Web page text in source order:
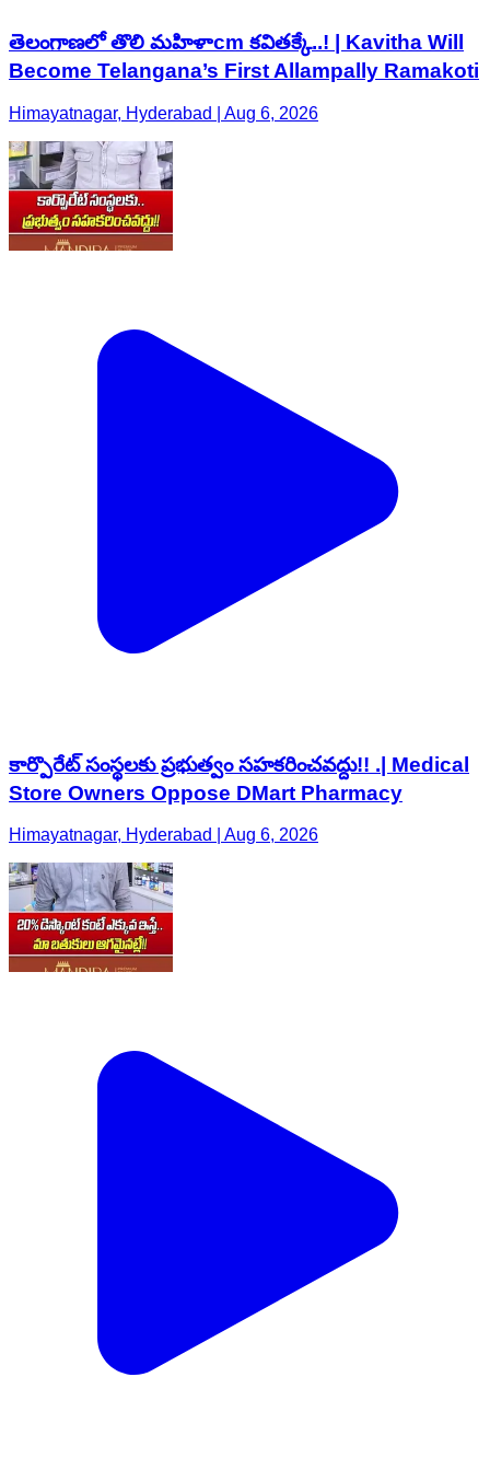
తెలంగాణలో తొలి మహిళాcm కవితక్కే..! | Kavitha Will
Become Telangana’s First Allampally Ramakoti
Himayatnagar, Hyderabad | Aug 6, 2026
కార్పొరేట్ సంస్థలకు ప్రభుత్వం సహకరించవద్దు!! .| Medical
Store Owners Oppose DMart Pharmacy
Himayatnagar, Hyderabad | Aug 6, 2026